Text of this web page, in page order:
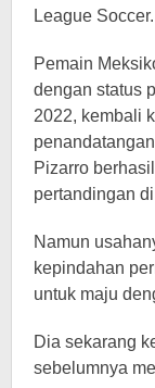
League Soccer.
Pemain
dengan status
2022, kembali
Pizarro
pertandingan
Namun
kepindahan
untuk maju
Dia sekarang
sebelumnya